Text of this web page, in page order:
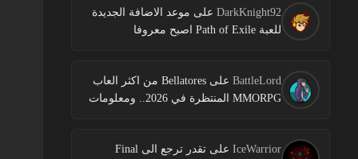
DarkKnight92 على موعد الاضافة الجديدة
للعبة Path of Exile اصبح معروفا
BattleLord على
Bellatores من اكثر العاب
MMORPG المنتظرة في 2026.. ومعلومات
IceWarrior على
تقدر ترجع الى Final